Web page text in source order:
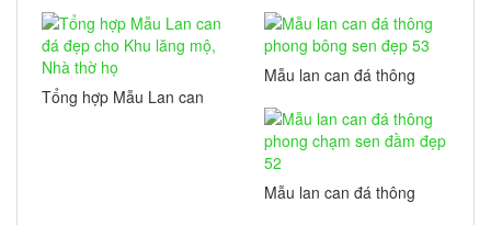
Tổng hợp Mẫu Lan can
Mẫu lan can đá thông
Mẫu lan can đá thông